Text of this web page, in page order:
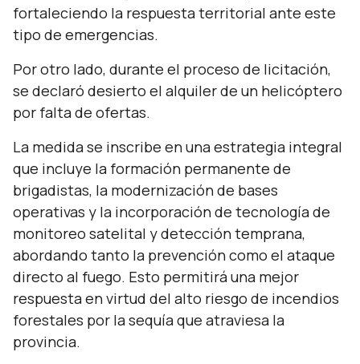
fortaleciendo la respuesta territorial ante este
tipo de emergencias.
Por otro lado, durante el proceso de licitación,
se declaró desierto el alquiler de un helicóptero
por falta de ofertas.
La medida se inscribe en una estrategia integral
que incluye la formación permanente de
brigadistas, la modernización de bases
operativas y la incorporación de tecnología de
monitoreo satelital y detección temprana,
abordando tanto la prevención como el ataque
directo al fuego. Esto permitirá una mejor
respuesta en virtud del alto riesgo de incendios
forestales por la sequía que atraviesa la
provincia.